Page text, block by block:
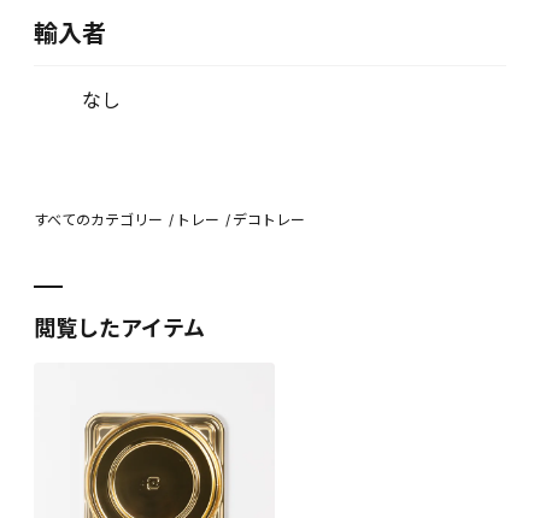
輸入者
なし
すべてのカテゴリー トレー デコトレー
閲覧したアイテム